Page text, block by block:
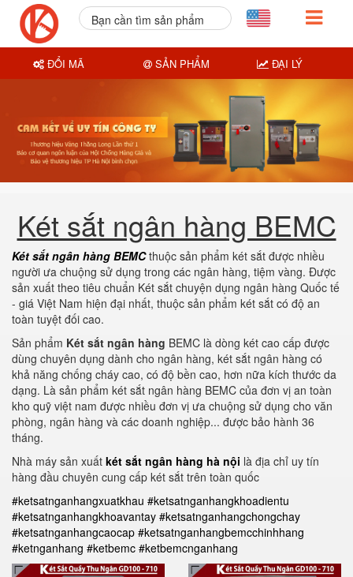
Két sắt ngân hàng BEMC
Két sắt ngân hàng BEMCthuộc sản phẩm két sắt được nhiều
người ưa chuộng sử dụng trong các ngân hàng, tiệm vàng. Được
sản xuất theo tiêu chuẩn Két sắt chuyện dụng ngân hàng Quốc tế
- giá Việt Nam hiện đại nhất, thuộc sản phẩm két sắt có độ an
toàn tuyệt đối cao.
Sản phẩm Két sắt ngân hàng BEMC là dòng két cao cấp được
dùng chuyên dụng dành cho ngân hàng, két sắt ngân hàng có
khả năng chống cháy cao, có độ bền cao, hơn nữa kích thước da
dạng. Là sản phẩm két sắt ngân hàng BEMC của đơn vị an toàn
kho quỹ việt nam được nhiều đơn vị ưa chuộng sử dụng cho văn
phòng, ngân hàng và các doanh nghiệp... được bảo hành 36
tháng.
Nhà máy sản xuất két sắt ngân hàng hà nội là địa chỉ uy tín
hàng đầu chuyên cung cấp két sắt trên toàn quốc
#ketsatnganhangxuatkhau #ketsatnganhangkhoadientu
#ketsatnganhangkhoavantay #ketsatnganhangchongchay
#ketsatnganhangcaocap #ketsatnganhangbemcchinhhang
#ketnganhang #ketbemc #ketbemcnganhang
Bạn cần tìm sản phẩm
ĐỔI MÃ SẢN PHẨM ĐẠI LÝ